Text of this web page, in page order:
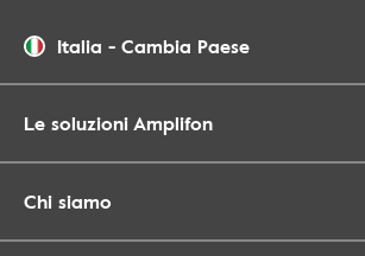
Italia - Cambia Paese
Le soluzioni Amplifon
Chi siamo